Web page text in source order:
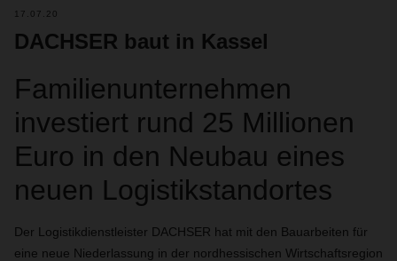
17.07.20
DACHSER baut in Kassel
Familienunternehmen
investiert rund 25 Millionen
Euro in den Neubau eines
neuen Logistikstandortes
Der Logistikdienstleister DACHSER hat mit den Bauarbeiten für
eine neue Niederlassung in der nordhessischen Wirtschaftsregion